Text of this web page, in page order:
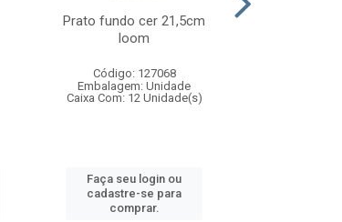
Prato fundo cer 21,5cm
loom
Código: 127068
Embalagem: Unidade
Caixa Com: 12 Unidade(s)
Faça seu login ou
cadastre-se para
comprar.